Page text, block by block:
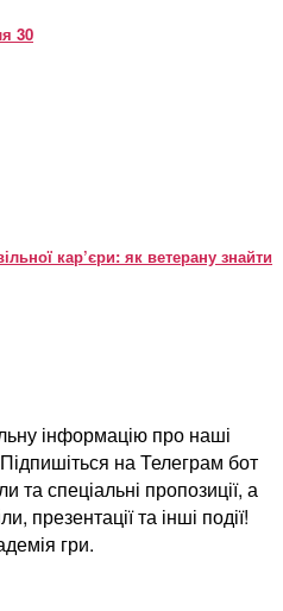
30
кар’єри: як ветерану знайти
інформацію про наші
Підпишіться на Телеграм бот
та спеціальні пропозиції, а
презентації та інші події!
гри.